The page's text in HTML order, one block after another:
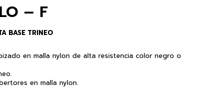
– F
BASE TRINEO
en malla nylon de alta resistencia color negro o
en malla nylon.